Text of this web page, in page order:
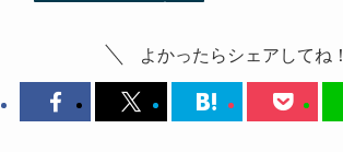
よかったらシェアしてね！